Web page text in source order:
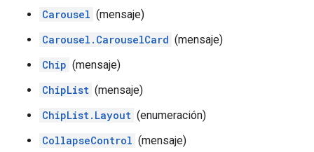
Carousel (mensaje)
Carousel.CarouselCard (mensaje)
Chip (mensaje)
ChipList (mensaje)
ChipList.Layout (enumeración)
CollapseControl (mensaje)